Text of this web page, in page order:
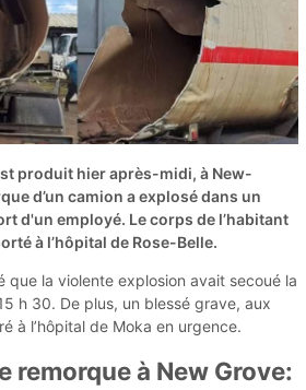
produit hier après-midi, à New-
d’un camion a explosé dans un
d'un employé. Le corps de l’habitant
à l’hôpital de Rose-Belle.
que la violente explosion avait secoué la
h 30. De plus, un blessé grave, aux
à l’hôpital de Moka en urgence.
remorque à New Grove: